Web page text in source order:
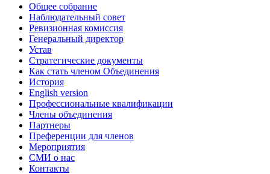
Общее собрание
Наблюдательный совет
Ревизионная комиссия
Генеральный директор
Устав
Стратегические документы
Как стать членом Объединения
История
English version
Профессиональные квалификации
Члены объединения
Партнеры
Преференции для членов
Мероприятия
СМИ о нас
Контакты